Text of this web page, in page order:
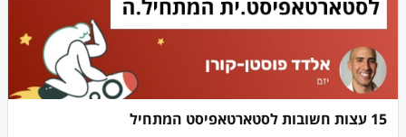
15 עצות חשובות לסטארטאפיסט המתחיל